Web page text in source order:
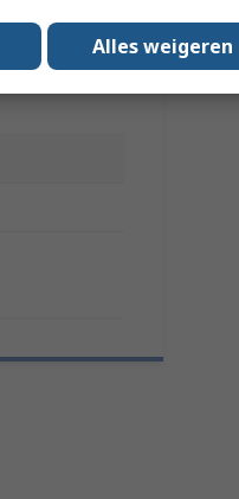
Alles weigeren